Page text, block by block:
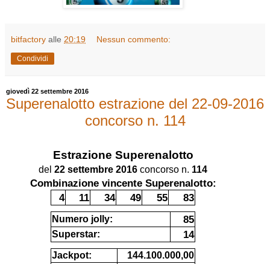
bitfactory alle 20:19 Nessun commento:
Condividi
giovedì 22 settembre 2016
Superenalotto estrazione del 22-09-2016
concorso n. 114
Estrazione Superenalotto
del 22 settembre 2016 concorso n. 114
Combinazione vincente Superenalotto:
4
11 34 49 55 83
Numero jolly: 85
Superstar: 14
Jackpot:
144.100.000,00